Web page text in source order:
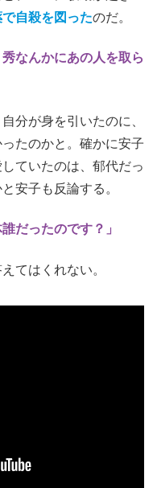
自殺を図ったのだ。
なんかにあの人を取ら
分が身を引いたのに、
たのかと。確かに安子
ていたのは、郁代だっ
安子も反論する。
だったのです？」
てはくれない。